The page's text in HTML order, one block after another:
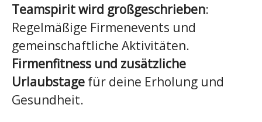
Teamspirit wird großgeschrieben:
Regelmäßige Firmenevents und
gemeinschaftliche Aktivitäten.
Firmenfitness und zusätzliche
Urlaubstage für deine Erholung und
Gesundheit.